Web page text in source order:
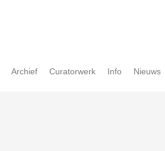
Archief Curatorwerk Info Nieuws